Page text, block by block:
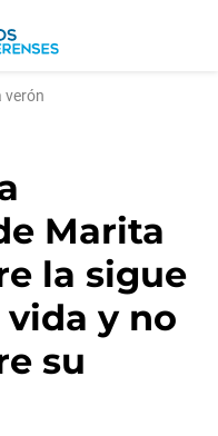
verón
Marita
la sigue
y no
su